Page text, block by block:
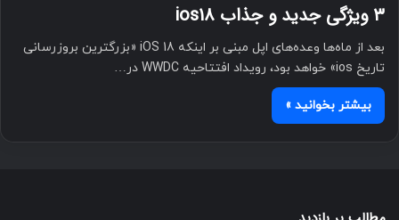
۳ ویژگی جدید و جذاب ios18
بعد از ماه‌ها وعده‌های اپل مبنی بر اینکه iOS 18 «بزرگترین بروزرسانی
تاریخ ios» خواهد بود، رویداد افتتاحیه WWDC در…
بیشتر بخوانید »